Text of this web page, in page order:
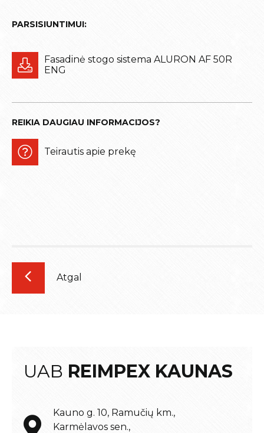
PARSISIUNTIMUI:
Fasadinė stogo sistema ALURON AF 50R
ENG
REIKIA DAUGIAU INFORMACIJOS?
Teirautis apie prekę
Atgal
UAB REIMPEX KAUNAS
Kauno g. 10, Ramučių km.,
Karmėlavos sen.,